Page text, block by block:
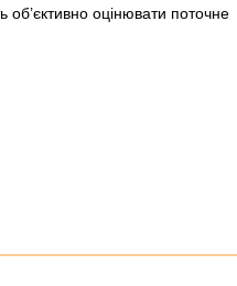
об’єктивно оцінювати поточне